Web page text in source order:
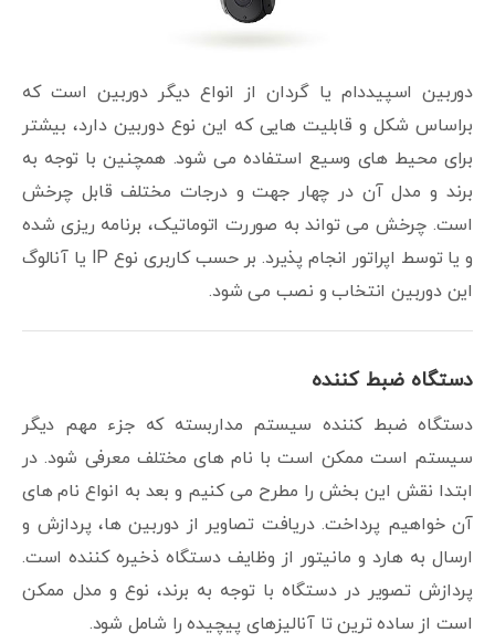
دوربین اسپیددام یا گردان از انواع دیگر دوربین است که
براساس شکل و قابلیت هایی که این نوع دوربین دارد، بیشتر
برای محیط های وسیع استفاده می شود. همچنین با توجه به
برند و مدل آن در چهار جهت و درجات مختلف قابل چرخش
است. چرخش می تواند به صوررت اتوماتیک، برنامه ریزی شده
و یا توسط اپراتور انجام پذیرد. بر حسب کاربری نوع IP یا آنالوگ
این دوربین انتخاب و نصب می شود.
دستگاه ضبط کننده
دستگاه ضبط کننده سیستم مداربسته که جزء مهم دیگر
سیستم است ممکن است با نام های مختلف معرفی شود. در
ابتدا نقش این بخش را مطرح می کنیم و بعد به انواع نام های
آن خواهیم پرداخت. دریافت تصاویر از دوربین ها، پردازش و
ارسال به هارد و مانیتور از وظایف دستگاه ذخیره کننده است.
پردازش تصویر در دستگاه با توجه به برند، نوع و مدل ممکن
است از ساده ترین تا آنالیزهای پیچیده را شامل شود.